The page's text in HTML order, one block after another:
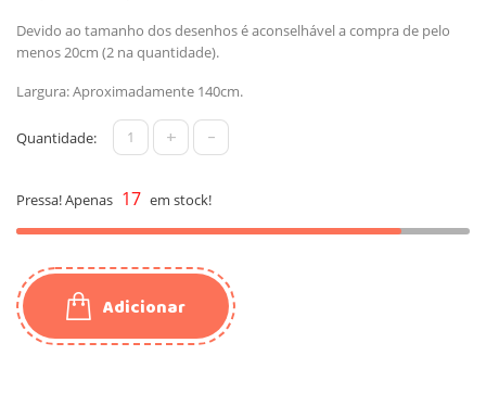
Devido ao tamanho dos desenhos é aconselhável a compra de pelo
menos 20cm (2 na quantidade).
Largura: Aproximadamente 140cm.
Quantidade: + -
Pressa! Apenas 17 em stock!
Adicionar